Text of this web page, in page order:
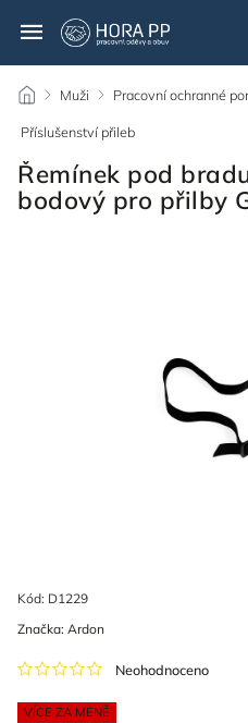
/ Muži / Pracovní ochranné
Příslušenství přileb
Řemínek pod
bodový pro přilby
Kód: D1229
VÍCE ZA MÉNĚ
Neohodnoceno
Značka: Ardon